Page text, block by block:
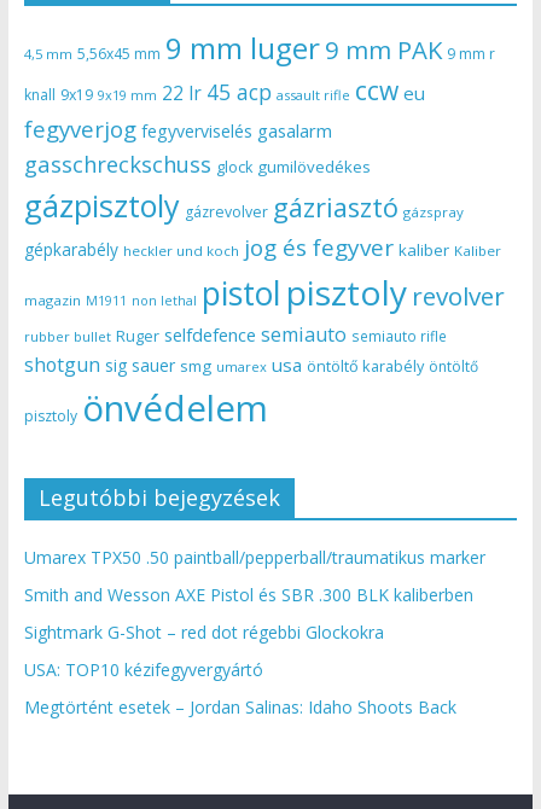
4,5 mm 5,56x45 mm 9 mm luger9 mm PAK 9 mm r
knall 9x19 9x19 mm 22 lr 45 acp assault rifle ccw eu
fegyverjog fegyverviselés gasalarm
gasschreckschuss glock gumilövedékes
gázpisztoly gázrevolver gázriasztó gázspray
gépkarabély heckler und koch jog és fegyver kaliber Kaliber
magazin M1911 non lethal pistol pisztoly revolver
rubber bullet Ruger selfdefence semiauto semiauto rifle
shotgun sig sauer smg umarex usa öntöltő karabély öntöltő
pisztoly önvédelem
Legutóbbi bejegyzések
Umarex TPX50 .50 paintball/pepperball/traumatikus marker
Smith and Wesson AXE Pistol és SBR .300 BLK kaliberben
Sightmark G-Shot – red dot régebbi Glockokra
USA: TOP10 kézifegyvergyártó
Megtörtént esetek – Jordan Salinas: Idaho Shoots Back